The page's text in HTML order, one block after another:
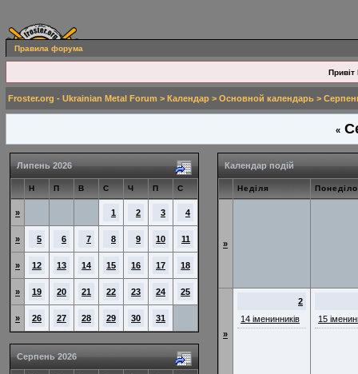
Правила форума
Привіт
Froster.org - Ukrainian Metal Forum > Календар > Основной календарь >
«
Липень 2026
Н П В С Ч П С
» 1 2 3 4
» 5 6 7 8 9 10 11
» 12 13 14 15 16 17 18
» 19 20 21 22 23 24 25
» 26 27 28 29 30 31
Серпень 2026
Календар подій
Неділя
»
»
2
14 іменинників
15